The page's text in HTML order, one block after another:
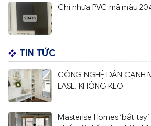
Chỉ nhựa PVC mã màu
TIN TỨC
CÔNG NGHỆ DÁN CẠNH
LASE, KHÔNG KEO
Masterise Homes ‘bắt